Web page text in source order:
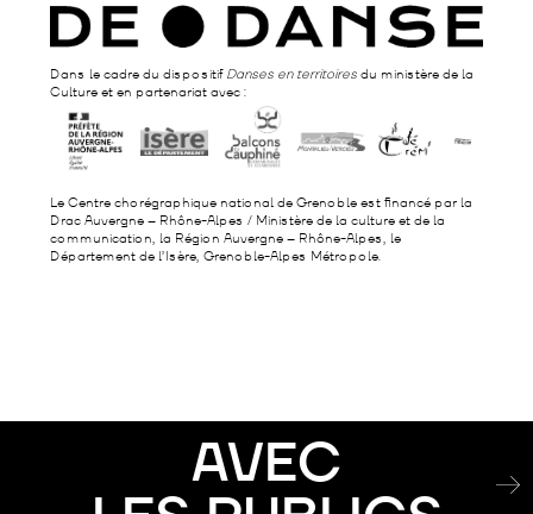
Dans le cadre du dispositif Danses en territoiresdu ministère de la
Culture et en partenariat avec :
Le Centre chorégraphique national de Grenoble est financé par la
Drac Auvergne – Rhône-Alpes / Ministère de la culture et de la
communication, la Région Auvergne – Rhône-Alpes, le
Département de l’Isère, Grenoble-Alpes Métropole.
AVEC